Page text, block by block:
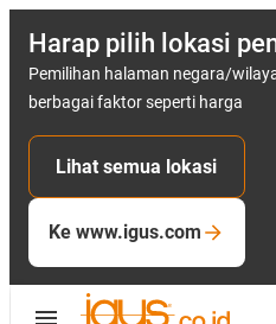
Harap pilih lokasi
Pemilihan halaman negara/
berbagai faktor seperti harga
Lihat semua lokasi
Ke www.igus.com